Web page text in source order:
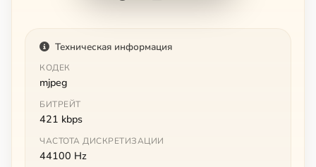
Техническая информация
КОДЕК
mjpeg
БИТРЕЙТ
421 kbps
ЧАСТОТА ДИСКРЕТИЗАЦИИ
44100 Hz